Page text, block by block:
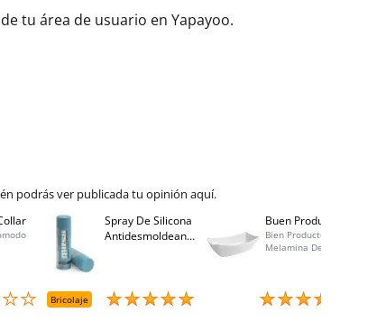
tu área de usuario en Yapayoo.
podrás ver publicada tu opinión aquí.
Spray De Silicona
Antidesmoldeante
Bricolaje
Buen Producto
Bien Producto,
Melamina De
Entrega Rápida